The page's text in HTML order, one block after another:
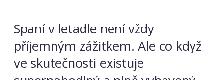
Spaní v letadle není vždy
příjemným zážitkem. Ale co když
ve skutečnosti existuje